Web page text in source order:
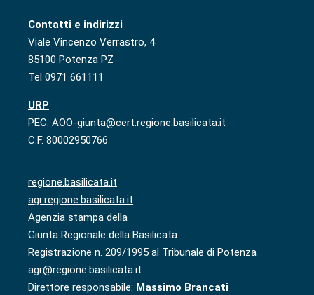
Contatti e indirizzi
Viale Vincenzo Verrastro, 4
85100 Potenza PZ
Tel 0971 661111
URP
PEC: AOO-giunta@cert.regione.basilicata.it
C.F. 80002950766
regione.basilicata.it
agr.regione.basilicata.it
Agenzia stampa della
Giunta Regionale della Basilicata
Registrazione n. 209/1995 al Tribunale di Potenza
agr@regione.basilicata.it
Direttore responsabile: Massimo Brancati